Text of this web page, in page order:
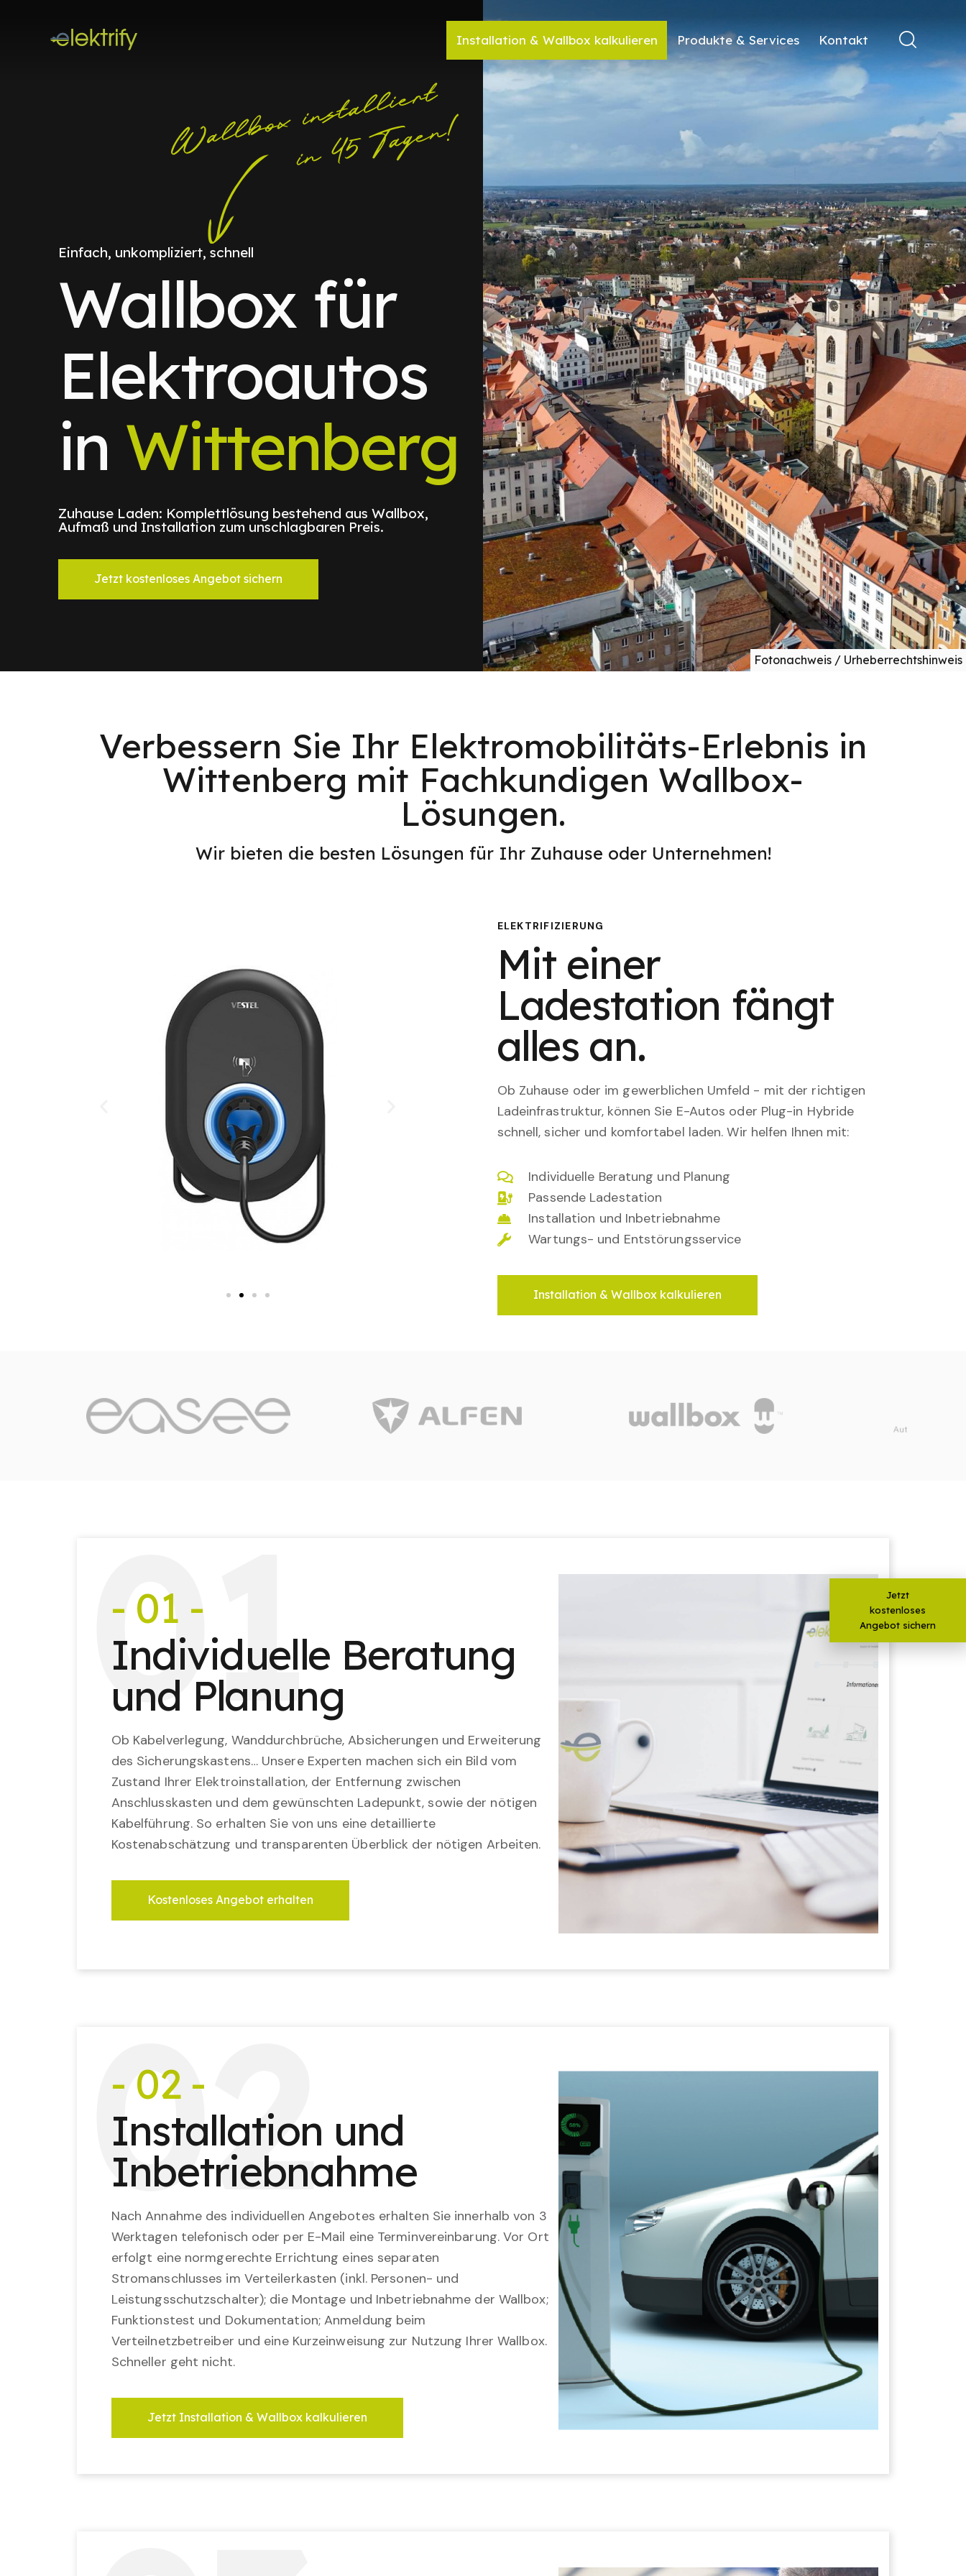
Installation & Wallbox kalkulieren Produkte & Services Kontakt
Einfach, unkompliziert, schnell
Wallbox für
Elektroautos
in Wittenberg
Zuhause Laden: Komplettlösung bestehend aus Wallbox,
Aufmaß und Installation zum unschlagbaren Preis.
Jetzt kostenloses Angebot sichern
Fotonachweis / Urheberrechtshinweis
Verbessern Sie Ihr Elektromobilitäts-Erlebnis in
Wittenberg mit Fachkundigen Wallbox-
Lösungen.
Wir bieten die besten Lösungen für Ihr Zuhause oder Unternehmen!
ELEKTRIFIZIERUNG
Mit einer
Ladestation fängt
alles an.
Ob Zuhause oder im gewerblichen Umfeld - mit der richtigen
Ladeinfrastruktur, können Sie E-Autos oder Plug-in Hybride
schnell, sicher und komfortabel laden. Wir helfen Ihnen mit:
Individuelle Beratung und Planung
Passende Ladestation
Installation und Inbetriebnahme
Wartungs- und Entstörungsservice
Installation & Wallbox kalkulieren
01
- 01 -
Individuelle Beratung
und Planung
Ob Kabelverlegung, Wanddurchbrüche, Absicherungen und Erweiterung
des Sicherungskastens… Unsere Experten machen sich ein Bild vom
Zustand Ihrer Elektroinstallation, der Entfernung zwischen
Anschlusskasten und dem gewünschten Ladepunkt, sowie der nötigen
Kabelführung. So erhalten Sie von uns eine detaillierte
Kostenabschätzung und transparenten Überblick der nötigen Arbeiten.
Kostenloses Angebot erhalten
02
- 02 -
Installation und
Inbetriebnahme
Nach Annahme des individuellen Angebotes erhalten Sie innerhalb von 3
Werktagen telefonisch oder per E-Mail eine Terminvereinbarung. Vor Ort
erfolgt eine normgerechte Errichtung eines separaten
Stromanschlusses im Verteilerkasten (inkl. Personen- und
Leistungsschutzschalter); die Montage und Inbetriebnahme der Wallbox;
Funktionstest und Dokumentation; Anmeldung beim
Verteilnetzbetreiber und eine Kurzeinweisung zur Nutzung Ihrer Wallbox.
Schneller geht nicht.
Jetzt Installation & Wallbox kalkulieren
Jetzt
kostenloses
Angebot sichern